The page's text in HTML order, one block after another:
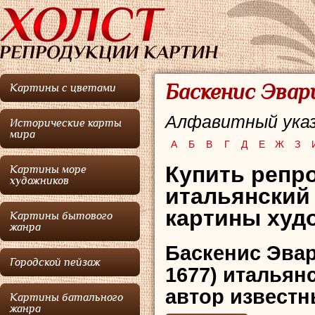
Картины с цветами
Исторические карты
мира
Картины море
художников
Картины бытового
жанра
Городской пейзаж
Картины батального
жанра
Баскенис
Алфавитный
А Б В Г Д Е Ж З
Купить
картины
Баскенис
1677)
автор